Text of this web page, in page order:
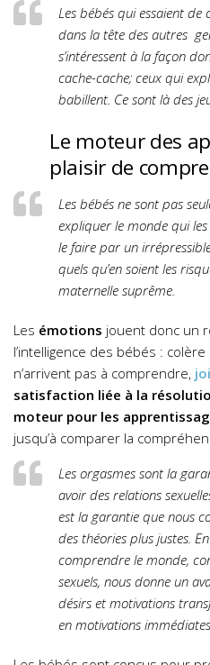
Les bébés qui essaient
dans la tête des autres
s’intéressent à la façon
cache-cache; ceux qui
babillent. Ce sont là des
Le moteur des
plaisir de
Les bébés ne sont pas
expliquer le monde qui
le faire par un
quels qu’en soient les
maternelle suprême.
Les émotions jouent donc un
l’intelligence des bébés :
n’arrivent pas à comprendre,
satisfaction liée à la
moteur pour les
jusqu’à comparer la
Les orgasmes sont la
avoir des relations
est la garantie que nous
des théories plus justes.
comprendre le monde,
sexuels, nous donne un
désirs et motivations
en motivations